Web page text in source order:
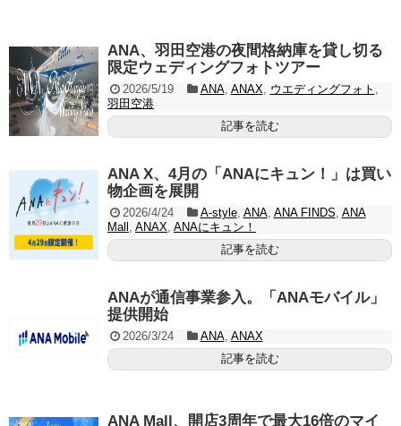
ANA、羽田空港の夜間格納庫を貸し切る
限定ウェディングフォトツアー
2026/5/19 ANA, ANAX, ウエディングフォト ,
羽田空港
記事を読む
ANA X、4月の「ANAにキュン！」は買い
物企画を展開
2026/4/24 A-style, ANA, ANA FINDS, ANA
Mall , ANAX, ANAにキュン！
記事を読む
ANAが通信事業参入。「ANAモバイル」
提供開始
2026/3/24 ANA, ANAX
記事を読む
ANA Mall、開店3周年で最大16倍のマイ